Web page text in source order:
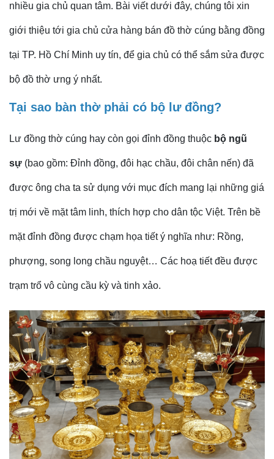
nhiều gia chủ quan tâm. Bài viết dưới đây, chúng tôi xin
giới thiệu tới gia chủ cửa hàng bán đồ thờ cúng bằng đồng
tại TP. Hồ Chí Minh uy tín, để gia chủ có thể sắm sửa được
bộ đồ thờ ưng ý nhất.
Tại sao bàn thờ phải có bộ lư đồng?
Lư đồng thờ cúng hay còn gọi đỉnh đồng thuộc bộ ngũ
sự (bao gồm: Đỉnh đồng, đôi hạc chầu, đôi chân nến) đã
được ông cha ta sử dụng với mục đích mang lại những giá
trị mới về mặt tâm linh, thích hợp cho dân tộc Việt. Trên bề
mặt đỉnh đồng được chạm họa tiết ý nghĩa như: Rồng,
phượng, song long chầu nguyệt… Các hoạ tiết đều được
trạm trổ vô cùng cầu kỳ và tinh xảo.